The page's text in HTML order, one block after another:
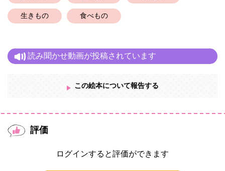
生きもの 食べもの
読み聞かせ動画が投稿されています
この絵本について報告する
評価
ログインすると評価ができます